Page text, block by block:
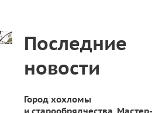
Последние
новости
Город хохломы